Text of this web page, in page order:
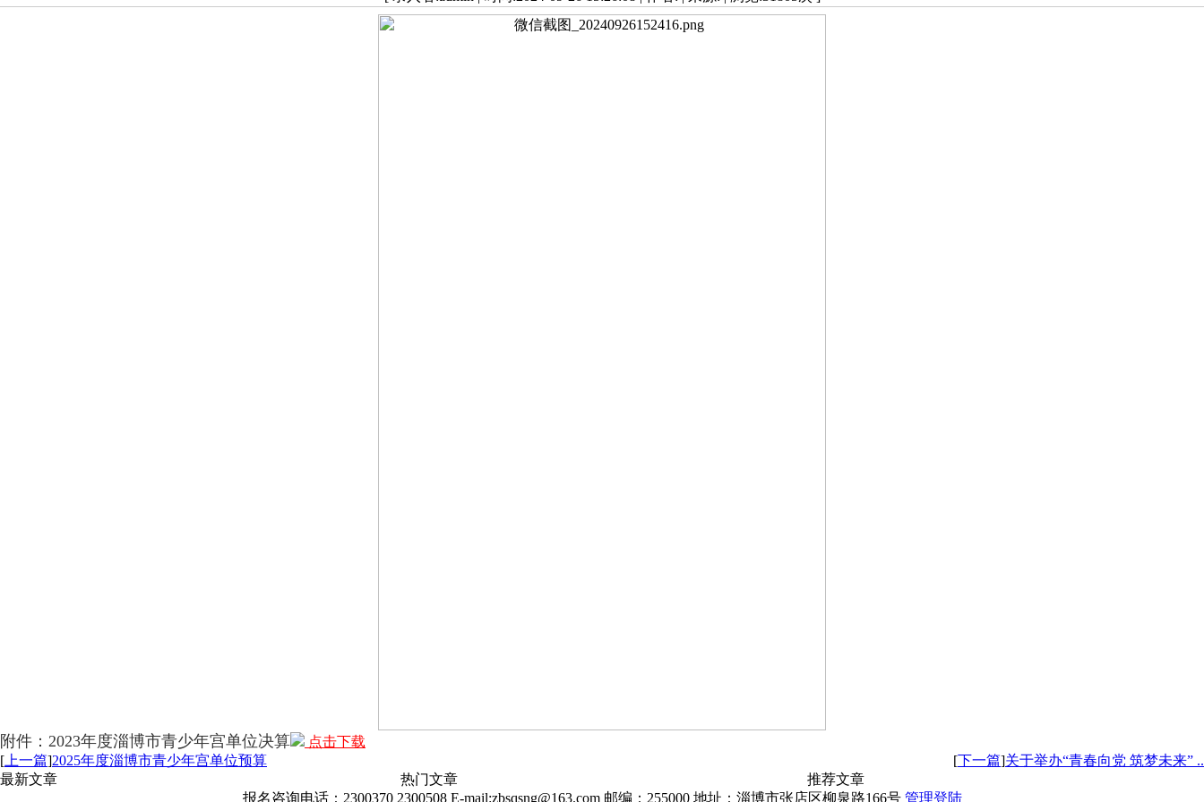
附件：2023年度淄博市青少年宫单位决算
点击下载
[ 上一篇]2025年度淄博市青少年宫单位预算 [下一篇]关于举办“青春向党 筑梦未来” ..
最新文章
热门文章
推荐文章
报名咨询电话：2300370 2300508 E-mail:zbsqsng@163.com 邮编：255000 地址：淄博市张店区柳泉路166号 管理登陆